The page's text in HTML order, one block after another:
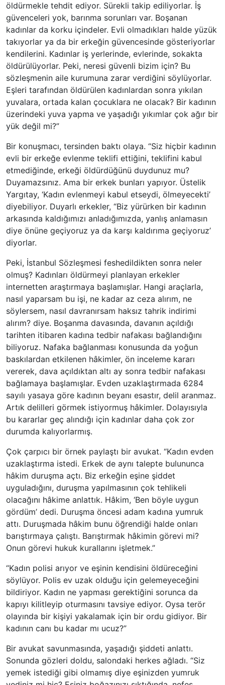
öldürmekle tehdit ediyor. Sürekli takip ediliyorlar. İş
güvenceleri yok, barınma sorunları var. Boşanan
kadınlar da korku içindeler. Evli olmadıkları halde yüzük
takıyorlar ya da bir erkeğin güvencesinde gösteriyorlar
kendilerini. Kadınlar iş yerlerinde, evlerinde, sokakta
öldürülüyorlar. Peki, neresi güvenli bizim için? Bu
sözleşmenin aile kurumuna zarar verdiğini söylüyorlar.
Eşleri tarafından öldürülen kadınlardan sonra yıkılan
yuvalara, ortada kalan çocuklara ne olacak? Bir kadının
üzerindeki yuva yapma ve yaşadığı yıkımlar çok ağır bir
yük değil mi?”
Bir konuşmacı, tersinden baktı olaya. “Siz hiçbir kadının
evli bir erkeğe evlenme teklifi ettiğini, teklifini kabul
etmediğinde, erkeği öldürdüğünü duydunuz mu?
Duyamazsınız. Ama bir erkek bunları yapıyor. Üstelik
Yargıtay, ‘Kadın evlenmeyi kabul etseydi, ölmeyecekti’
diyebiliyor. Duyarlı erkekler, “Biz yürürken bir kadının
arkasında kaldığımızı anladığımızda, yanlış anlamasın
diye önüne geçiyoruz ya da karşı kaldırıma geçiyoruz’
diyorlar.
Peki, İstanbul Sözleşmesi feshedildikten sonra neler
olmuş? Kadınları öldürmeyi planlayan erkekler
internetten araştırmaya başlamışlar. Hangi araçlarla,
nasıl yaparsam bu işi, ne kadar az ceza alırım, ne
söylersem, nasıl davranırsam haksız tahrik indirimi
alırım? diye. Boşanma davasında, davanın açıldığı
tarihten itibaren kadına tedbir nafakası bağlandığını
biliyoruz. Nafaka bağlanması konusunda da yoğun
baskılardan etkilenen hâkimler, ön inceleme kararı
vererek, dava açıldıktan altı ay sonra tedbir nafakası
bağlamaya başlamışlar. Evden uzaklaştırmada 6284
sayılı yasaya göre kadının beyanı esastır, delil aranmaz.
Artık delilleri görmek istiyormuş hâkimler. Dolayısıyla
bu kararlar geç alındığı için kadınlar daha çok zor
durumda kalıyorlarmış.
Çok çarpıcı bir örnek paylaştı bir avukat. “Kadın evden
uzaklaştırma istedi. Erkek de aynı talepte bulununca
hâkim duruşma açtı. Biz erkeğin eşine şiddet
uyguladığını, duruşma yapılmasının çok tehlikeli
olacağını hâkime anlattık. Hâkim, ‘Ben böyle uygun
gördüm’ dedi. Duruşma öncesi adam kadına yumruk
attı. Duruşmada hâkim bunu öğrendiği halde onları
barıştırmaya çalıştı. Barıştırmak hâkimin görevi mi?
Onun görevi hukuk kurallarını işletmek.”
“Kadın polisi arıyor ve eşinin kendisini öldüreceğini
söylüyor. Polis ev uzak olduğu için gelemeyeceğini
bildiriyor. Kadın ne yapması gerektiğini sorunca da
kapıyı kilitleyip oturmasını tavsiye ediyor. Oysa terör
olayında bir kişiyi yakalamak için bir ordu gidiyor. Bir
kadının canı bu kadar mı ucuz?”
Bir avukat savunmasında, yaşadığı şiddeti anlattı.
Sonunda gözleri doldu, salondaki herkes ağladı. “Siz
yemek istediği gibi olmamış diye eşinizden yumruk